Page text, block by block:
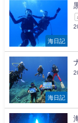
海日記
海日記